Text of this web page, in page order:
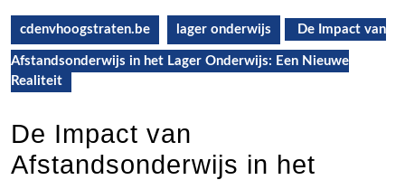
cdenvhoogstraten.be lager onderwijs De Impact van
Afstandsonderwijs in het Lager Onderwijs: Een Nieuwe
Realiteit
De Impact van
Afstandsonderwijs in het